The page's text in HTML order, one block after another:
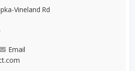
Vineland Rd
Email